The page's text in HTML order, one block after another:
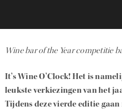
Wine bar of the Year competitie
It’s Wine O’Clock! Het is
leukste verkiezingen van het
Tijdens deze vierde editie